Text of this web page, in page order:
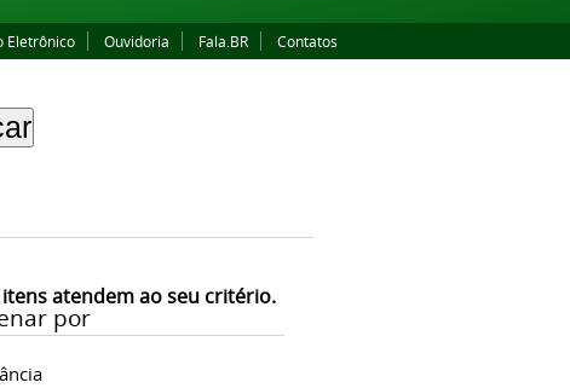
Eletrônico Ouvidoria Fala.BR Contatos
atendem ao seu critério.
por